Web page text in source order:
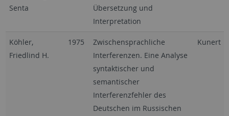
Senta
Übersetzung und
Interpretation
Köhler,
Friedlind H.
1975
Zwischensprachliche
Interferenzen. Eine Analyse
syntaktischer und
semantischer
Interferenzfehler des
Deutschen im Russischen
Kunert